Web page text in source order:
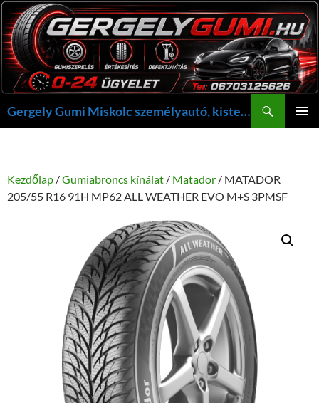
Kilépés
a
tartalomba
Gergely Gumi Miskolc személyautó, kisteherautó gumi szerelés javítás +36703125626 NON-STOP ügyelet, gergelygumi@gergelygumi.hu
Kezdőlap /Gumiabroncs kínálat / Matador / MATADOR
205/55 R16 91H MP62 ALL WEATHER EVO M+S 3PMSF